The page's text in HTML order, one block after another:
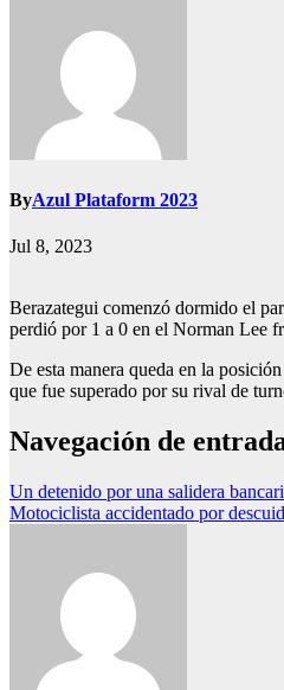
ByAzul Plataform 2023
Jul 8, 2023
Berazategui comenzó dormido el
perdió por 1 a 0 en el Norman Lee
De esta manera queda en la
que fue superado por su rival de
Navegación de
Un detenido por una salidera
Motociclista accidentado por